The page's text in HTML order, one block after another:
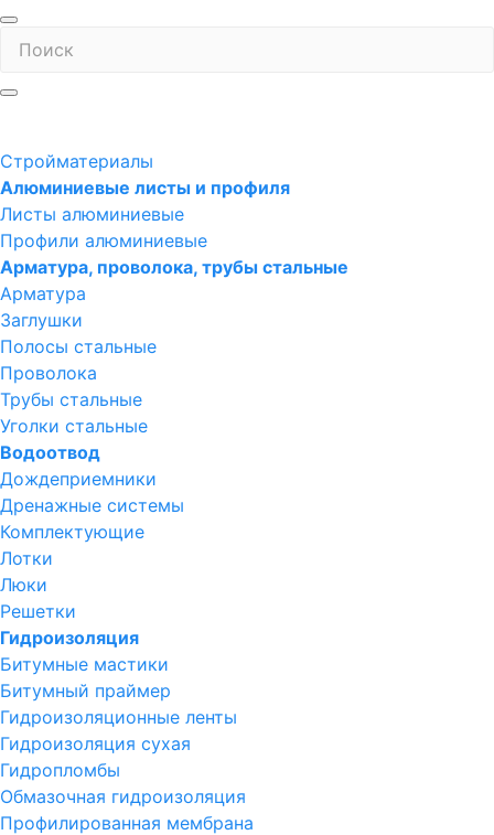
Стройматериалы
Алюминиевые листы и профиля
Листы алюминиевые
Профили алюминиевые
Арматура, проволока, трубы стальные
Арматура
Заглушки
Полосы стальные
Проволока
Трубы стальные
Уголки стальные
Водоотвод
Дождеприемники
Дренажные системы
Комплектующие
Лотки
Люки
Решетки
Гидроизоляция
Битумные мастики
Битумный праймер
Гидроизоляционные ленты
Гидроизоляция сухая
Гидропломбы
Обмазочная гидроизоляция
Профилированная мембрана